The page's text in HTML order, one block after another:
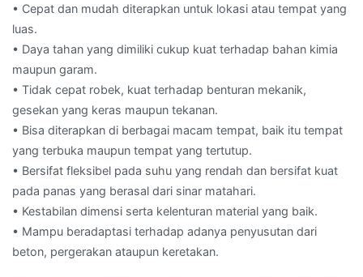
• Cepat dan mudah diterapkan untuk lokasi atau tempat yang
luas.
• Daya tahan yang dimiliki cukup kuat terhadap bahan kimia
maupun garam.
• Tidak cepat robek, kuat terhadap benturan mekanik,
gesekan yang keras maupun tekanan.
• Bisa diterapkan di berbagai macam tempat, baik itu tempat
yang terbuka maupun tempat yang tertutup.
• Bersifat fleksibel pada suhu yang rendah dan bersifat kuat
pada panas yang berasal dari sinar matahari.
• Kestabilan dimensi serta kelenturan material yang baik.
• Mampu beradaptasi terhadap adanya penyusutan dari
beton, pergerakan ataupun keretakan.